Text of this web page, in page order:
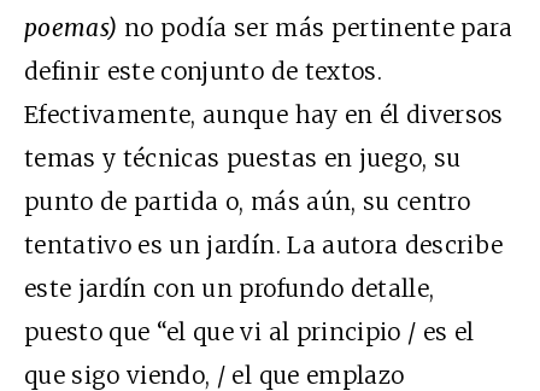
poemas) no podía ser más pertinente para
definir este conjunto de textos.
Efectivamente, aunque hay en él diversos
temas y técnicas puestas en juego, su
punto de partida o, más aún, su centro
tentativo es un jardín. La autora describe
este jardín con un profundo detalle,
puesto que “el que vi al principio / es el
que sigo viendo, / el que emplazo